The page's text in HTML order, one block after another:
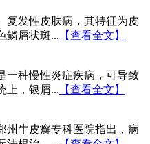
复发性皮肤病，其特征为皮
鳞屑状斑... 【查看全文】
一种慢性炎症疾病，可导致
上，银屑... 【查看全文】
州牛皮癣专科医院指出，病